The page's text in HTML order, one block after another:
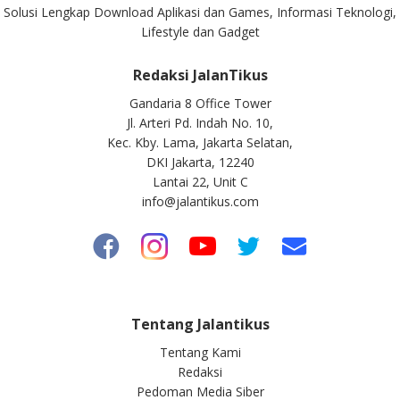
Solusi Lengkap Download Aplikasi dan Games, Informasi Teknologi,
Lifestyle dan Gadget
Redaksi JalanTikus
Gandaria 8 Office Tower
Jl. Arteri Pd. Indah No. 10,
Kec. Kby. Lama, Jakarta Selatan,
DKI Jakarta, 12240
Lantai 22, Unit C
info@jalantikus.com
Tentang Jalantikus
Tentang Kami
Redaksi
Pedoman Media Siber